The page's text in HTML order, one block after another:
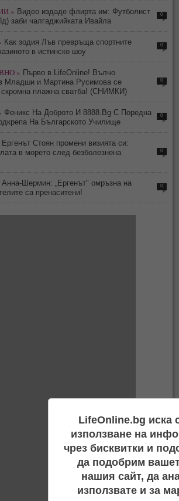
» Видео издаде флирта им: Футболист
заби чалгаджийката Ивайла
0
Как зодия Лъв превръща спортните
в истинско шоу
0
» Първо в LifeOnline! Вълчо
Младши и Мартина Русимова сe
скромна плажна сватба! (СНИМКИ)
0
Феникс На Доброто И 8888.Bg С Поредна
На Българското Училище
0
Ергенът Стоян промени визията си:
в морето след безболезнена
0
Анна-Шермин: „Ергенът" омръзна на
са пренаситени!
0
LifeOnline.bg иска
използване на
чрез бисквитки и
да подобрим
нашия сайт, да
използвате и за